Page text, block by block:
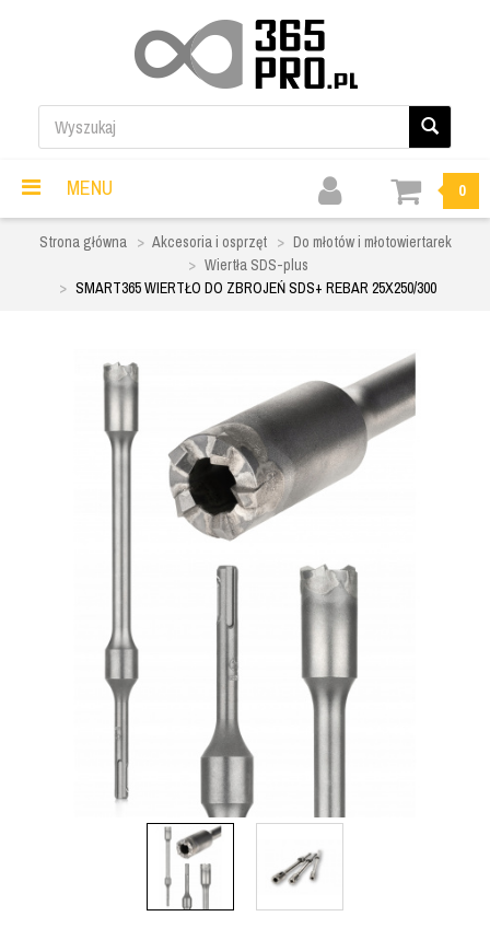
MENU 0
Strona główna Akcesoria i osprzęt
Do młotów i młotowiertarek
Wiertła SDS-plus
SMART365 WIERTŁO DO ZBROJEŃ SDS+ REBAR 25X250/300